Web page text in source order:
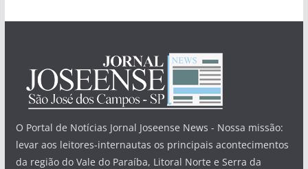
O Portal de Notícias Jornal Joseense News - Nossa missão:
levar aos leitores-internautas os principais acontecimentos
da região do Vale do Paraíba, Litoral Norte e Serra da